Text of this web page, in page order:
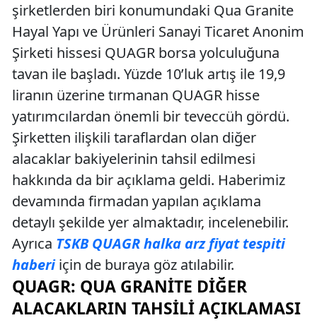
şirketlerden biri konumundaki Qua Granite
Hayal Yapı ve Ürünleri Sanayi Ticaret Anonim
Şirketi hissesi QUAGR borsa yolculuğuna
tavan ile başladı. Yüzde 10’luk artış ile 19,9
liranın üzerine tırmanan QUAGR hisse
yatırımcılardan önemli bir teveccüh gördü.
Şirketten ilişkili taraflardan olan diğer
alacaklar bakiyelerinin tahsil edilmesi
hakkında da bir açıklama geldi. Haberimiz
devamında firmadan yapılan açıklama
detaylı şekilde yer almaktadır, incelenebilir.
Ayrıca TSKB QUAGR halka arz fiyat tespiti
haberiiçin de buraya göz atılabilir.
QUAGR: QUA GRANITE DIĞER
ALACAKLARIN TAHSILI AÇIKLAMASI